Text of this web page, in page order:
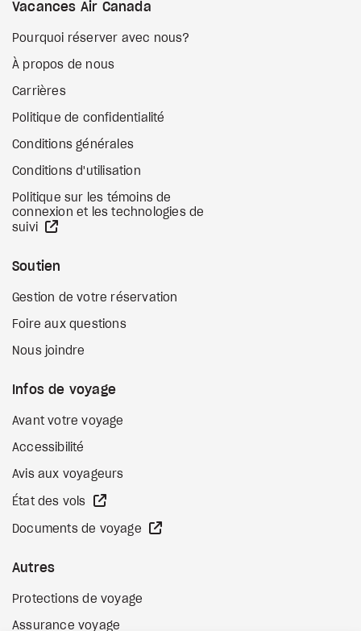
Vacances Air Canada
Pourquoi réserver avec nous?
À propos de nous
Carrières
Politique de confidentialité
Conditions générales
Conditions d'utilisation
Politique sur les témoins de
connexion et les technologies de
suivi
Soutien
Gestion de votre réservation
Foire aux questions
Nous joindre
Infos de voyage
Avant votre voyage
Accessibilité
Avis aux voyageurs
État des vols
Documents de voyage
Autres
Protections de voyage
Assurance voyage